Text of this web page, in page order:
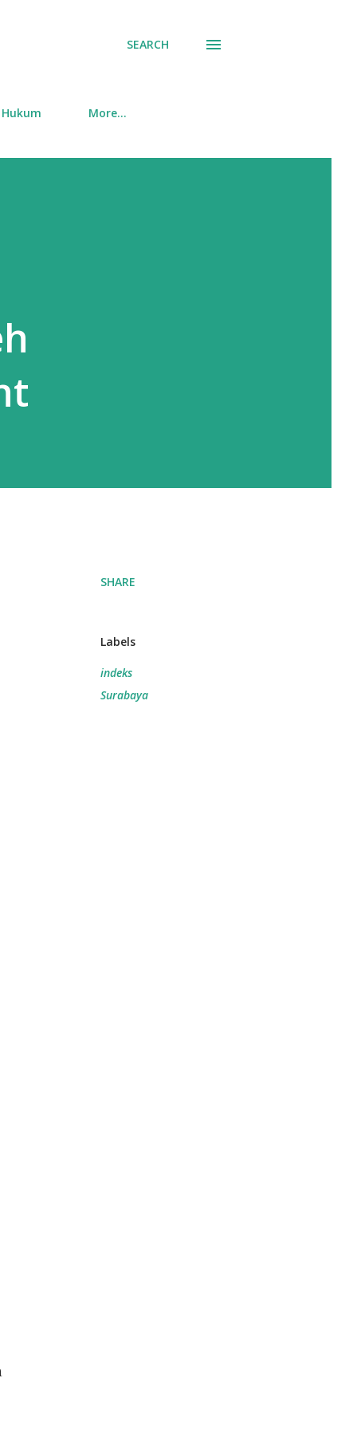
SEARCH
Hukum More…
SHARE
Labels
indeks
Surabaya